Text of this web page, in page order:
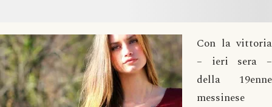
Con la vittoria
– ieri sera –
della 19enne
messinese